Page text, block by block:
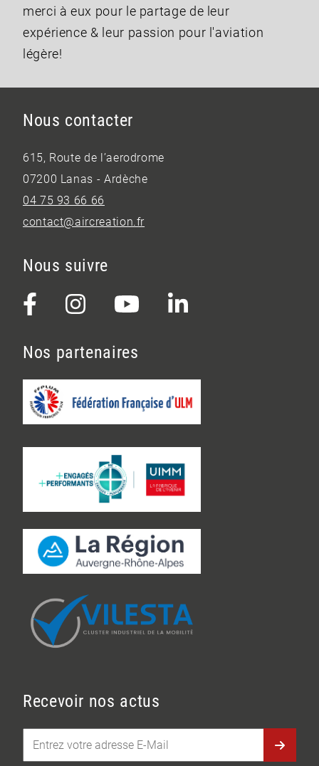
merci à eux pour le partage de leur
expérience & leur passion pour l'aviation
légère!
Nous contacter
615, Route de l’aerodrome
07200 Lanas - Ardèche
04 75 93 66 66
contact@aircreation.fr
Nous suivre
Nos partenaires
Recevoir nos actus